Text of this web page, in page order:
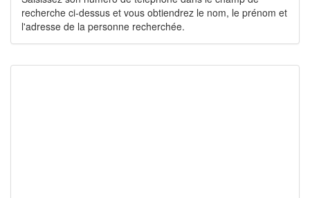
recherche ci-dessus et vous obtiendrez le nom, le prénom et
l'adresse de la personne recherchée.